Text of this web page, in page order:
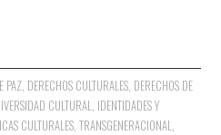
PAZ, DERECHOS CULTURALES, DERECHOS DE
CULTURAL, IDENTIDADES Y
CULTURALES,TRANSGENERACIONAL,